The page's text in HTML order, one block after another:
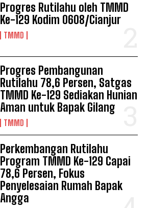
Progres Rutilahu oleh TMMD
Ke-129 Kodim 0608/Cianjur
TMMD
Progres Pembangunan
Rutilahu 78,6 Persen, Satgas
TMMD Ke-129 Sediakan Hunian
Aman untuk Bapak Gilang
TMMD
Perkembangan Rutilahu
Program TMMD Ke-129 Capai
78,6 Persen, Fokus
Penyelesaian Rumah Bapak
Angga